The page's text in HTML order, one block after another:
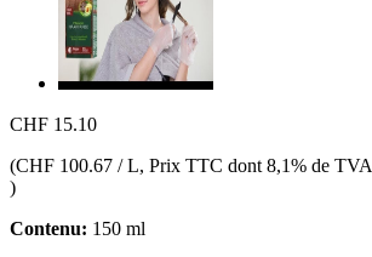
CHF 15.10
(CHF 100.67 / L, Prix TTC dont 8,1% de TVA
)
Contenu: 150 ml